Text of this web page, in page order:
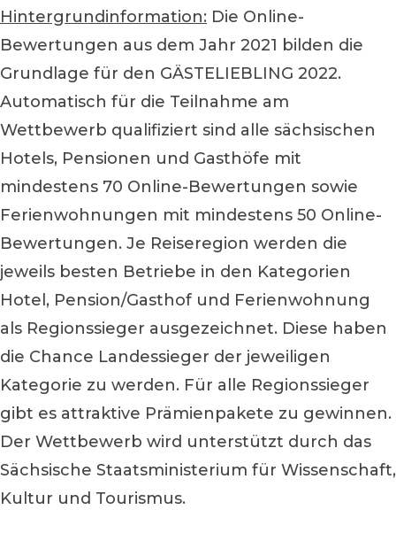
Hintergrundinformation: Die Online-
Bewertungen aus dem Jahr 2021 bilden die
Grundlage für den GÄSTELIEBLING 2022.
Automatisch für die Teilnahme am
Wettbewerb qualifiziert sind alle sächsischen
Hotels, Pensionen und Gasthöfe mit
mindestens 70 Online-Bewertungen sowie
Ferienwohnungen mit mindestens 50 Online-
Bewertungen. Je Reiseregion werden die
jeweils besten Betriebe in den Kategorien
Hotel, Pension/Gasthof und Ferienwohnung
als Regionssieger ausgezeichnet. Diese haben
die Chance Landessieger der jeweiligen
Kategorie zu werden. Für alle Regionssieger
gibt es attraktive Prämienpakete zu gewinnen.
Der Wettbewerb wird unterstützt durch das
Sächsische Staatsministerium für Wissenschaft,
Kultur und Tourismus.